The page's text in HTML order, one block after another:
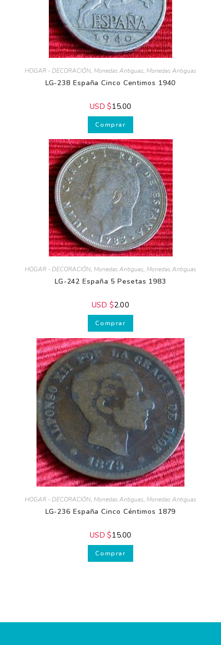
HOGAR - DECORACIÓN,Monedas Antiguas,Monedas Antiguas
USD $15.00
HOGAR - DECORACIÓN,Monedas Antiguas,Monedas Antiguas
USD $2.00
HOGAR - DECORACIÓN,Monedas Antiguas,Monedas Antiguas
USD $15.00